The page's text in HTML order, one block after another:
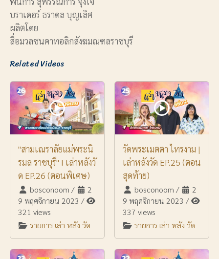
บราเดอร์ ธราดล บุญเลิศ
ผลิตโดย
สื่อมวลชนคาทอลิกสังฆมณฑลราชบุรี
Related Videos
"สามเณราลัยแม่พระนิ
รมล ราชบุรี" I เล่าหลังวั
ด EP.26 (ตอนพิเศษ)
bosconoom /
2
9 พฤศจิกายน 2023 /
321 views
รายการ เล่า หลัง วัด
วัดพระเมตตา ไทรงาม |
เล่าหลังวัด EP.25 (ตอน
สุดท้าย)
bosconoom /
2
9 พฤศจิกายน 2023 /
337 views
รายการ เล่า หลัง วัด